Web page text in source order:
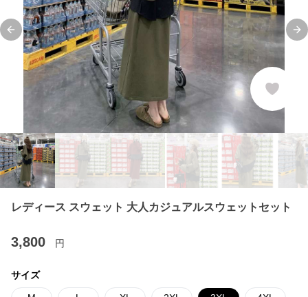
Previous slide
レディース スウェット 大人カジュアルスウェットセット
3,800 円
サイズ